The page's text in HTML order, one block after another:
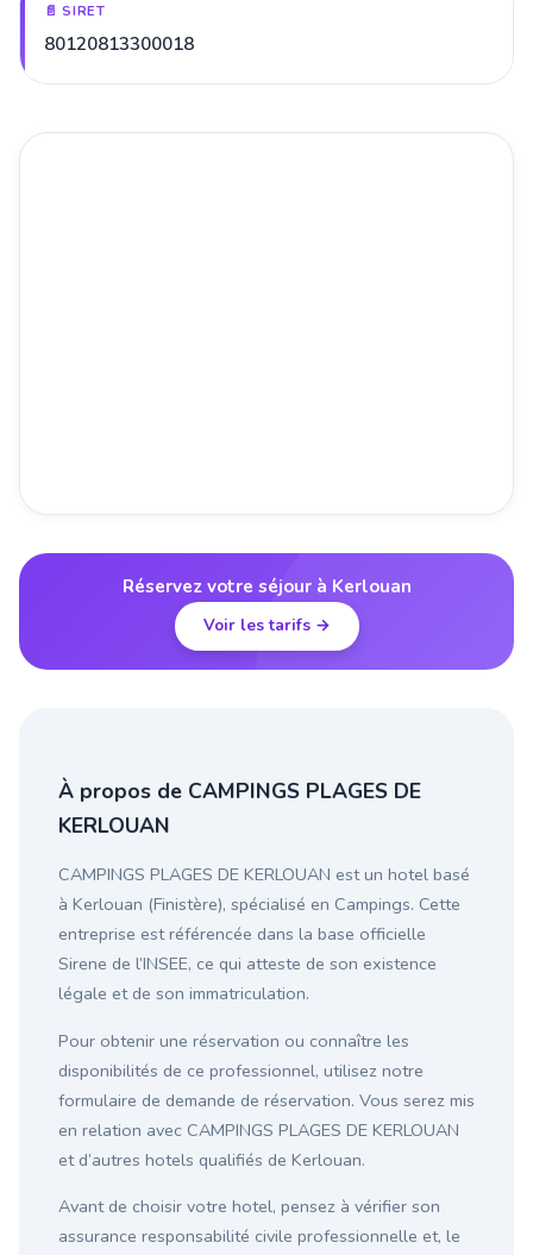
📄 SIRET
80120813300018
Réservez votre séjour à Kerlouan
Voir les tarifs →
À propos de CAMPINGS PLAGES DE
KERLOUAN
CAMPINGS PLAGES DE KERLOUAN est un hotel basé
à Kerlouan (Finistère), spécialisé en Campings. Cette
entreprise est référencée dans la base officielle
Sirene de l’INSEE, ce qui atteste de son existence
légale et de son immatriculation.
Pour obtenir une réservation ou connaître les
disponibilités de ce professionnel, utilisez notre
formulaire de demande de réservation. Vous serez mis
en relation avec CAMPINGS PLAGES DE KERLOUAN
et d’autres hotels qualifiés de Kerlouan.
Avant de choisir votre hotel, pensez à vérifier son
assurance responsabilité civile professionnelle et, le